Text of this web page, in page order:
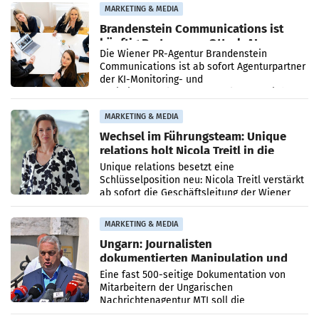
MARKETING & MEDIA
Brandenstein Communications ist
künftig Partner von OtterlyAI
Die Wiener PR-Agentur Brandenstein
Communications ist ab sofort Agenturpartner
der KI-Monitoring- und
MARKETING & MEDIA
Wechsel im Führungsteam: Unique
relations holt Nicola Treitl in die
Geschäftsleitung
Unique relations besetzt eine
Schlüsselposition neu: Nicola Treitl verstärkt
ab sofort die Geschäftsleitung der Wiener
PR-Agentur an der Seite von Josef Kalina und
Anna Kalina-Mahr.
MARKETING & MEDIA
Ungarn: Journalisten
dokumentierten Manipulation und
Zensur
Eine fast 500-seitige Dokumentation von
Mitarbeitern der Ungarischen
Nachrichtenagentur MTI soll die
systematische Nachrichten-Manipulation und